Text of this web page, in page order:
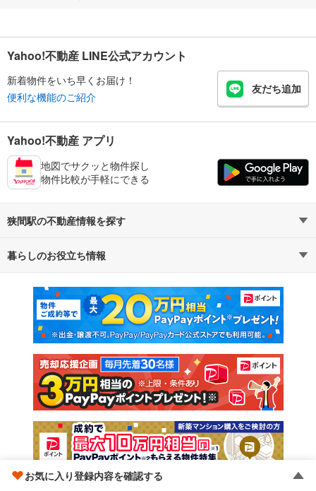
お気に入り登録内容を確認する
Yahoo!不動産 LINE公式アカウント
新着物件をいち早くお届け！
便利な機能のご紹介
友だち追加
Yahoo!不動産 アプリ
地図でサクッと物件探し
物件比較が手軽にできる
狭間駅の不動産情報を探す
不動産・住宅
新築マンション 中古マンション
新築一戸建て 中古一戸建て
注文住宅 土地
売却査定
暮らしのお役立ち情報
マンションカタログ 教えて！住まいの先生